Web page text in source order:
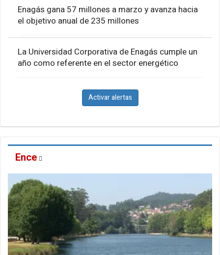
Enagás gana 57 millones a marzo y avanza hacia
el objetivo anual de 235 millones
La Universidad Corporativa de Enagás cumple un
año como referente en el sector energético
Activar alertas
Ence